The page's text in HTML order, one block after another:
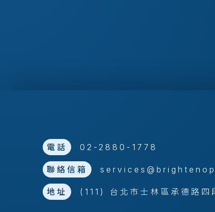
電話 02-2880-1778
聯絡信箱
地址 (111) 台北市士林區承德路四